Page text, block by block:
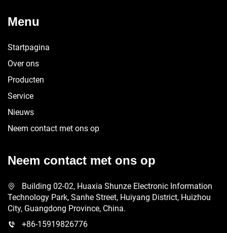
Menu
Startpagina
Over ons
Producten
Service
Nieuws
Neem contact met ons op
Neem contact met ons op
Building 02-02, Huaxia Shunze Electronic Information
Technology Park, Sanhe Street, Huiyang District, Huizhou
City, Guangdong Province, China.
+86-15919826776